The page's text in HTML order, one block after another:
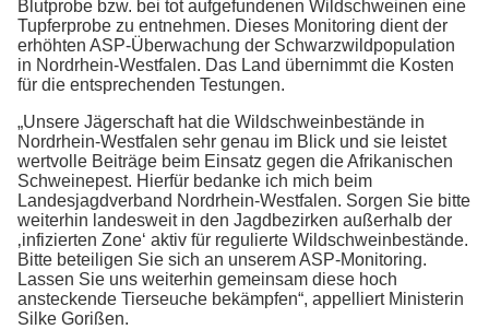
Blutprobe bzw. bei tot aufgefundenen Wildschweinen eine
Tupferprobe zu entnehmen. Dieses Monitoring dient der
erhöhten ASP-Überwachung der Schwarzwildpopulation
in Nordrhein-Westfalen. Das Land übernimmt die Kosten
für die entsprechenden Testungen.
„Unsere Jägerschaft hat die Wildschweinbestände in
Nordrhein-Westfalen sehr genau im Blick und sie leistet
wertvolle Beiträge beim Einsatz gegen die Afrikanischen
Schweinepest. Hierfür bedanke ich mich beim
Landesjagdverband Nordrhein-Westfalen. Sorgen Sie bitte
weiterhin landesweit in den Jagdbezirken außerhalb der
‚infizierten Zone‘ aktiv für regulierte Wildschweinbestände.
Bitte beteiligen Sie sich an unserem ASP-Monitoring.
Lassen Sie uns weiterhin gemeinsam diese hoch
ansteckende Tierseuche bekämpfen“, appelliert Ministerin
Silke Gorißen.